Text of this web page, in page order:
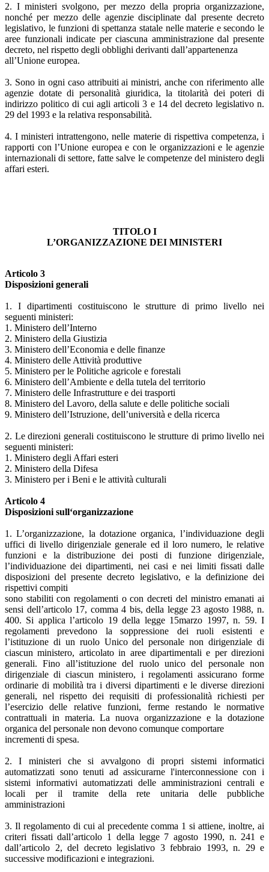
2. I ministeri svolgono, per mezzo della propria organizzazione,
nonché per mezzo delle agenzie disciplinate dal presente decreto
legislativo, le funzioni di spettanza statale nelle materie e secondo le
aree funzionali indicate per ciascuna amministrazione dal presente
decreto, nel rispetto degli obblighi derivanti dall’appartenenza
all’Unione europea.
3. Sono in ogni caso attribuiti ai ministri, anche con riferimento alle
agenzie dotate di personalità giuridica, la titolarità dei poteri di
indirizzo politico di cui agli articoli 3 e 14 del decreto legislativo n.
29 del 1993 e la relativa responsabilità.
4. I ministeri intrattengono, nelle materie di rispettiva competenza, i
rapporti con l’Unione europea e con le organizzazioni e le agenzie
internazionali di settore, fatte salve le competenze del ministero degli
affari esteri.
TITOLO I
L’ORGANIZZAZIONE DEI MINISTERI
Articolo 3
Disposizioni generali
1. I dipartimenti costituiscono le strutture di primo livello nei
seguenti ministeri:
1. Ministero dell’Interno
2. Ministero della Giustizia
3. Ministero dell’Economia e delle finanze
4. Ministero delle Attività produttive
5. Ministero per le Politiche agricole e forestali
6. Ministero dell’Ambiente e della tutela del territorio
7. Ministero delle Infrastrutture e dei trasporti
8. Ministero del Lavoro, della salute e delle politiche sociali
9. Ministero dell’Istruzione, dell’università e della ricerca
2. Le direzioni generali costituiscono le strutture di primo livello nei
seguenti ministeri:
1. Ministero degli Affari esteri
2. Ministero della Difesa
3. Ministero per i Beni e le attività culturali
Articolo 4
Disposizioni sull‘organizzazione
1. L’organizzazione, la dotazione organica, l’individuazione degli
uffici di livello dirigenziale generale ed il loro numero, le relative
funzioni e la distribuzione dei posti di funzione dirigenziale,
l’individuazione dei dipartimenti, nei casi e nei limiti fissati dalle
disposizioni del presente decreto legislativo, e la definizione dei
rispettivi compiti
sono stabiliti con regolamenti o con decreti del ministro emanati ai
sensi dell’articolo 17, comma 4 bis, della legge 23 agosto 1988, n.
400. Si applica l’articolo 19 della legge 15marzo 1997, n. 59. I
regolamenti prevedono la soppressione dei ruoli esistenti e
l’istituzione di un ruolo Unico del personale non dirigenziale di
ciascun ministero, articolato in aree dipartimentali e per direzioni
generali. Fino all’istituzione del ruolo unico del personale non
dirigenziale di ciascun ministero, i regolamenti assicurano forme
ordinarie di mobilità tra i diversi dipartimenti e le diverse direzioni
generali, nel rispetto dei requisiti di professionalità richiesti per
l’esercizio delle relative funzioni, ferme restando le normative
contrattuali in materia. La nuova organizzazione e la dotazione
organica del personale non devono comunque comportare
incrementi di spesa.
2. I ministeri che si avvalgono di propri sistemi informatici
automatizzati sono tenuti ad assicurarne l'interconnessione con i
sistemi informativi automatizzati delle amministrazioni centrali e
locali per il tramite della rete unitaria delle pubbliche
amministrazioni
3. Il regolamento di cui al precedente comma 1 si attiene, inoltre, ai
criteri fissati dall’articolo 1 della legge 7 agosto 1990, n. 241 e
dall’articolo 2, del decreto legislativo 3 febbraio 1993, n. 29 e
successive modificazioni e integrazioni.